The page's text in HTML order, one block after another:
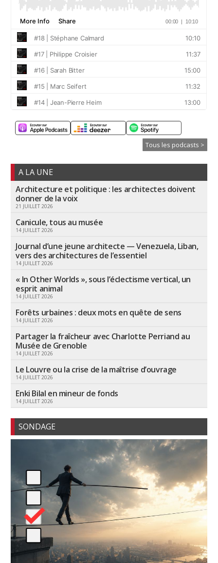
Tous les podcasts >
A LA UNE
Architecture et politique : les architectes doivent
donner de la voix
21 JUILLET 2026
Canicule, tous au musée
14 JUILLET 2026
Journal d’une jeune architecte — Venezuela, Liban,
vers des architectures de l’essentiel
14 JUILLET 2026
« In Other Worlds », sous l’éclectisme vertical, un
esprit animal
14 JUILLET 2026
Forêts urbaines : deux mots en quête de sens
14 JUILLET 2026
Partager la fraîcheur avec Charlotte Perriand au
Musée de Grenoble
14 JUILLET 2026
Le Louvre ou la crise de la maîtrise d’ouvrage
14 JUILLET 2026
Enki Bilal en mineur de fonds
14 JUILLET 2026
SONDAGE